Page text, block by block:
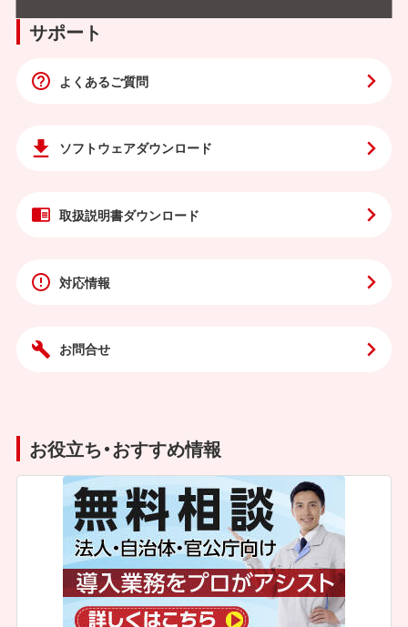
サポート
よくあるご質問
ソフトウェアダウンロード
取扱説明書ダウンロード
対応情報
お問合せ
お役立ち・おすすめ情報